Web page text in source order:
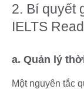
2. Bí quyết
IELTS
a. Quản lý
Một nguyên tắc